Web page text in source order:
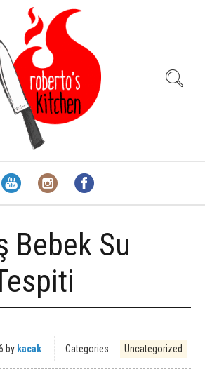
Bebek Su
by kacak Categories: Uncategorized